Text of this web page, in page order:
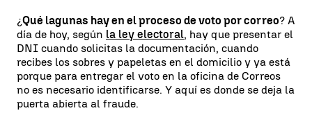
¿Qué lagunas hay en el proceso de voto por correo? A
día de hoy, según la ley electoral, hay que presentar el
DNI cuando solicitas la documentación, cuando
recibes los sobres y papeletas en el domicilio y ya está
porque para entregar el voto en la oficina de Correos
no es necesario identificarse. Y aquí es donde se deja la
puerta abierta al fraude.